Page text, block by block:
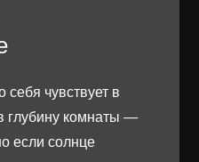
чувствует в
глубину комнаты —
если солнце